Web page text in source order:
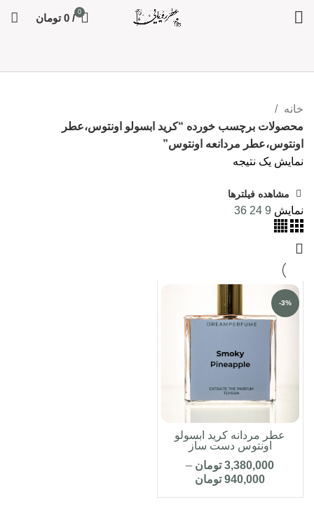
0
/
0 تومان
خانه
محصولات برچسب خورده “کرید ابسولو اونتوس،عطر
اونتوس،عطر مردانعه اونتوس”
نمایش یک نتیجه
مشاهده فیلترها
نمایش 9
24
36
-3%
عطر مردانه کرید ابسولو
اونتوس دست ساز
3,380,000 تومان –
940,000 تومان